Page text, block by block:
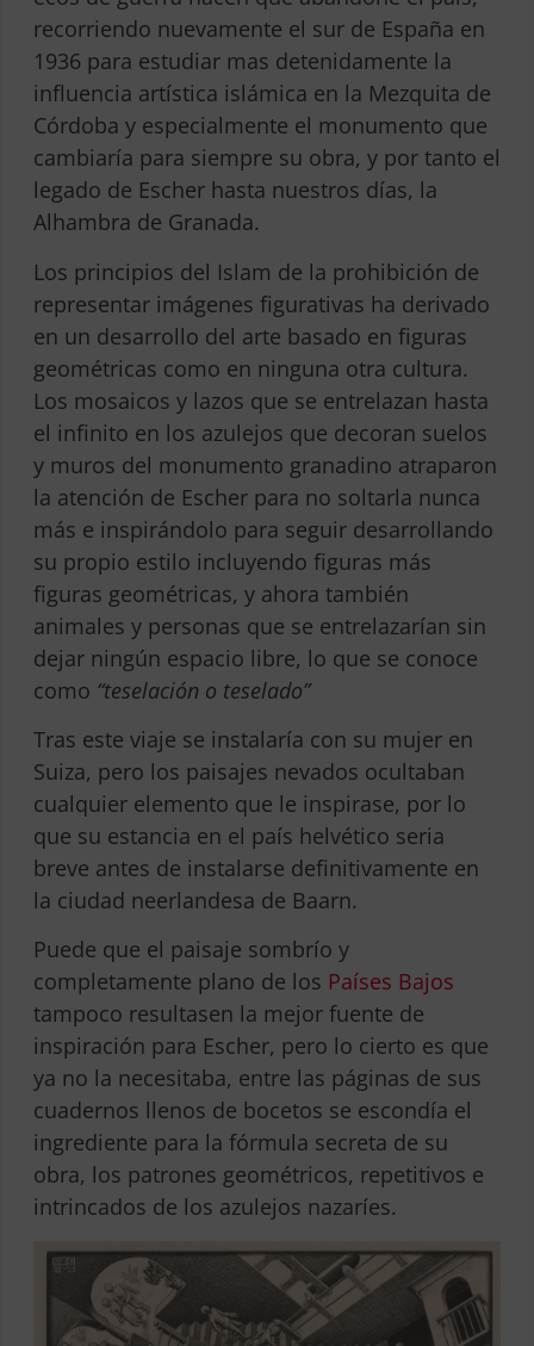
recorriendo nuevamente el sur de España en
1936 para estudiar mas detenidamente la
influencia artística islámica en la Mezquita de
Córdoba y especialmente el monumento que
cambiaría para siempre su obra, y por tanto el
legado de Escher hasta nuestros días, la
Alhambra de Granada.
Los principios del Islam de la prohibición de
representar imágenes figurativas ha derivado
en un desarrollo del arte basado en figuras
geométricas como en ninguna otra cultura.
Los mosaicos y lazos que se entrelazan hasta
el infinito en los azulejos que decoran suelos
y muros del monumento granadino atraparon
la atención de Escher para no soltarla nunca
más e inspirándolo para seguir desarrollando
su propio estilo incluyendo figuras más
figuras geométricas, y ahora también
animales y personas que se entrelazarían sin
dejar ningún espacio libre, lo que se conoce
como “teselación o teselado”
Tras este viaje se instalaría con su mujer en
Suiza, pero los paisajes nevados ocultaban
cualquier elemento que le inspirase, por lo
que su estancia en el país helvético seria
breve antes de instalarse definitivamente en
la ciudad neerlandesa de Baarn.
Puede que el paisaje sombrío y
completamente plano de los Países Bajos
tampoco resultasen la mejor fuente de
inspiración para Escher, pero lo cierto es que
ya no la necesitaba, entre las páginas de sus
cuadernos llenos de bocetos se escondía el
ingrediente para la fórmula secreta de su
obra, los patrones geométricos, repetitivos e
intrincados de los azulejos nazaríes.